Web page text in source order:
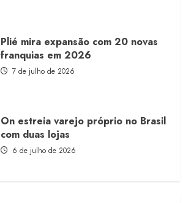
Plié mira expansão com 20 novas
franquias em 2026
7 de julho de 2026
On estreia varejo próprio no Brasil
com duas lojas
6 de julho de 2026